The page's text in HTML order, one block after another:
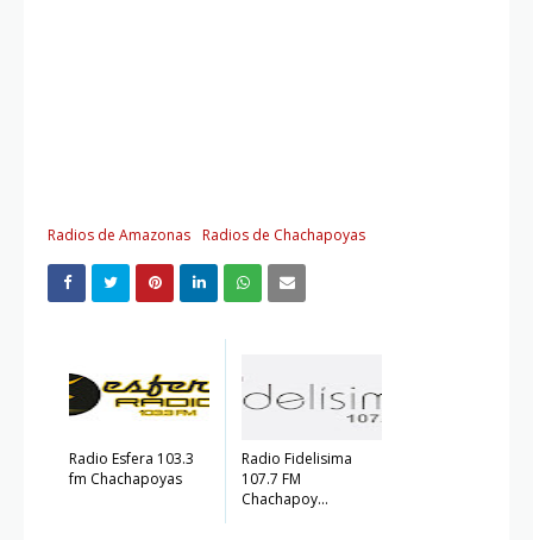
Radios de Amazonas Radios de Chachapoyas
Radio Esfera 103.3
fm Chachapoyas
Radio Fidelisima
107.7 FM
Chachapoy...